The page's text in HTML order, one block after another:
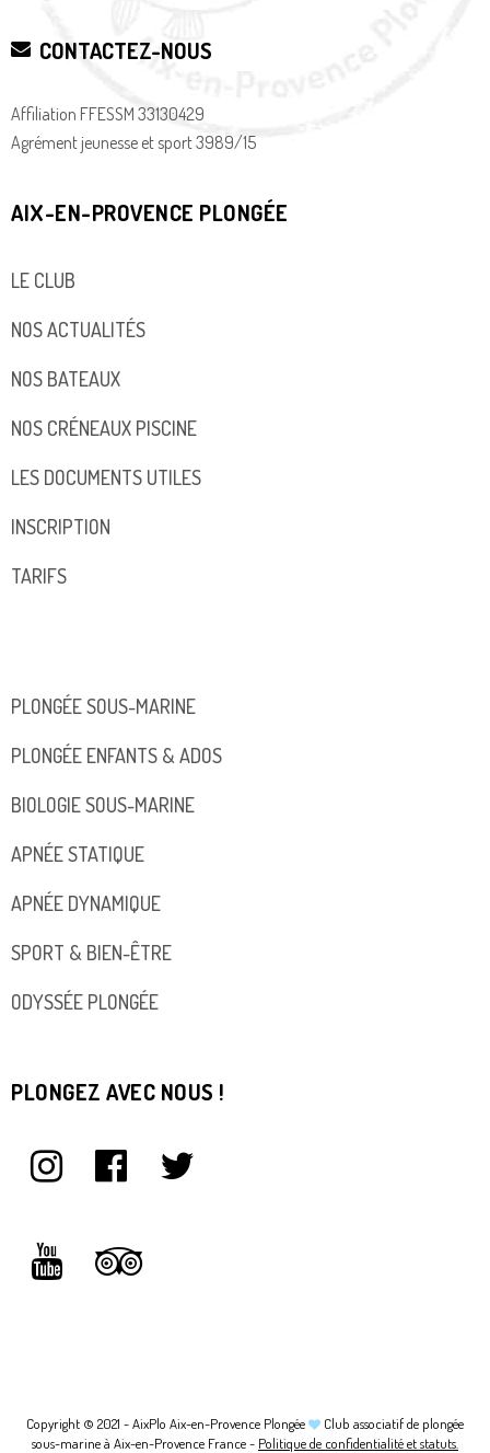
CONTACTEZ-NOUS
Affiliation FFESSM 33130429
Agrément jeunesse et sport 3989/15
AIX-EN-PROVENCE PLONGÉE
LE CLUB
NOS ACTUALITÉS
NOS BATEAUX
NOS CRÉNEAUX PISCINE
LES DOCUMENTS UTILES
INSCRIPTION
TARIFS
PLONGÉE SOUS-MARINE
PLONGÉE ENFANTS & ADOS
BIOLOGIE SOUS-MARINE
APNÉE STATIQUE
APNÉE DYNAMIQUE
SPORT & BIEN-ÊTRE
ODYSSÉE PLONGÉE
PLONGEZ AVEC NOUS !
Copyright © 2021 - AixPlo Aix-en-Provence Plongée
Club associatif de plongée
sous-marine à Aix-en-Provence France - Politique de confidentialité et statuts.